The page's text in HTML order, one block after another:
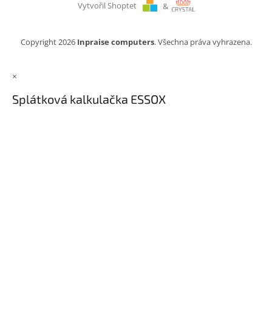
Vytvořil Shoptet &
Copyright 2026 Inpraise computers. Všechna práva vyhrazena.
×
Splátková kalkulačka ESSOX